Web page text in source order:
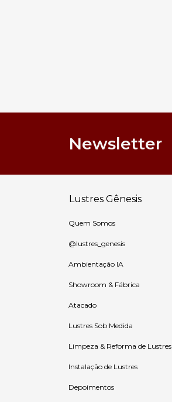
Newsletter
Lustres Gênesis
Quem Somos
@lustres_genesis
Ambientação IA
Showroom & Fábrica
Atacado
Lustres Sob Medida
Limpeza & Reforma de Lustres
Instalação de Lustres
Depoimentos